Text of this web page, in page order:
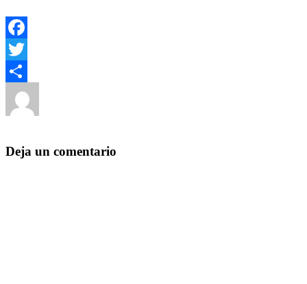
Facebook
Twitter
Compartir
Deja un comentario